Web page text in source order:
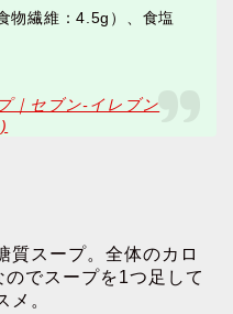
物繊維：4.5g）、食塩
｜セブン‐イレブン
質スープ。全体のカロ
でスープを1つ足して
メ。